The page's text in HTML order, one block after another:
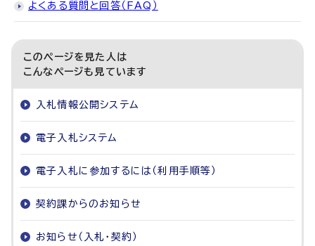
よくある質問と回答（FAQ）
このページを見た人は
こんなページも見ています
入札情報公開システム
電子入札システム
電子入札に参加するには（利用手順等）
契約課からのお知らせ
お知らせ（入札・契約）